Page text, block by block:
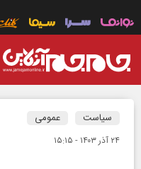
سیاست عمومی
۲۴ آذر ۱۴۰۳ - ۱۵:۱۵